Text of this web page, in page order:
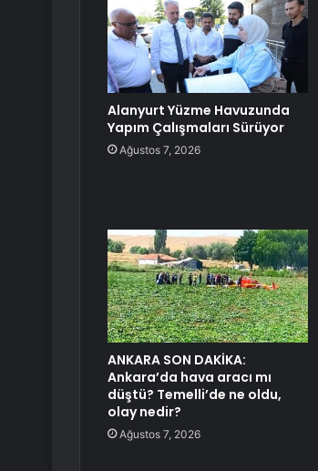
Alanyurt Yüzme Havuzunda
Yapım Çalışmaları Sürüyor
Ağustos 7, 2026
ANKARA SON DAKİKA:
Ankara’da hava aracı mı
düştü? Temelli’de ne oldu,
olay nedir?
Ağustos 7, 2026